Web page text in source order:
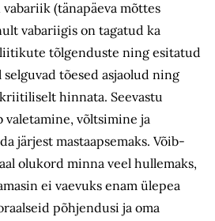
(tänapäeva mõttes
vabariigis on tagatud ka
tõlgenduste ning esitatud
tõesed asjaolud ning
hinnata. Seevastu
võltsimine ja
järjest mastaapsemaks. Võib-
olukord minna veel hullemaks,
ei vaevuks enam ülepea
põhjendusi ja oma